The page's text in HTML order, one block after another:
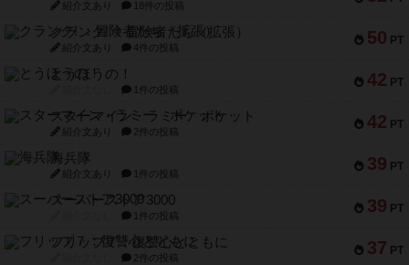
紹介文あり 18件の投稿
50 PT
クランク! ：冒険者たち（拡張）
紹介文あり 4件の投稿
42 PT
とうほうの！
1件の投稿
42 PT
スターマイン・ラミー ポケット
紹介文あり 2件の投稿
39 PT
海兵隊
紹介文あり 1件の投稿
39 PT
スーパーストア3000
1件の投稿
37 PT
フリップ７：復讐心とともに
2件の投稿